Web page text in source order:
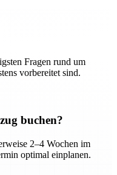
Fragen rund um
vorbereitet sind.
buchen?
2–4 Wochen im
optimal einplanen.